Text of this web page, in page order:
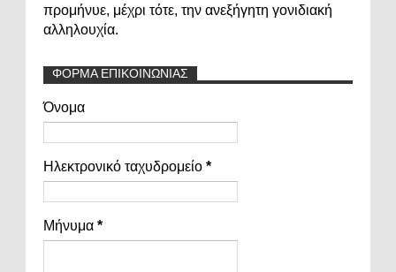
προμήνυε, μέχρι τότε, την ανεξήγητη γονιδιακή
αλληλουχία.
ΦΟΡΜΑ ΕΠΙΚΟΙΝΩΝΙΑΣ
Όνομα
Ηλεκτρονικό ταχυδρομείο *
Μήνυμα *